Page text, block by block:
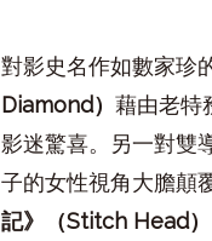
對影史名作如數家珍
Diamond）藉由老特
影迷驚喜。另一對雙
子的女性視角大膽顛
記》（Stitch Head）